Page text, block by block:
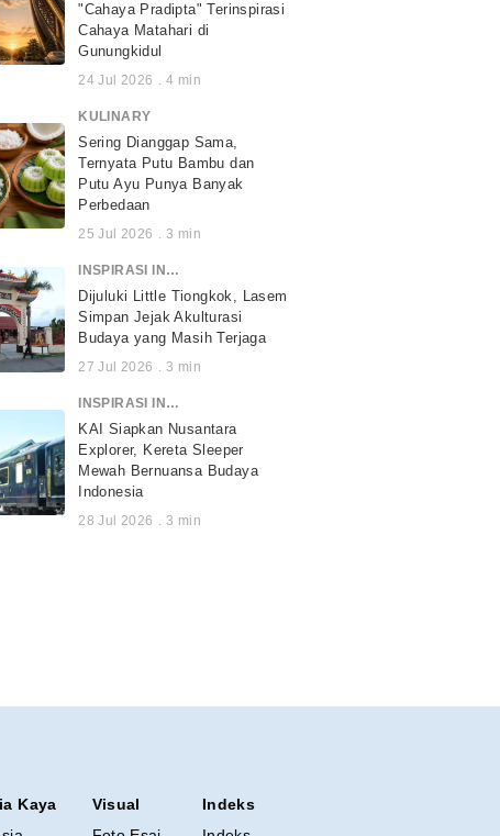
"Cahaya Pradipta" Terinspirasi
Cahaya Matahari di
Gunungkidul
24 Jul 2026 . 4 min
KULINARY
Sering Dianggap Sama,
Ternyata Putu Bambu dan
Putu Ayu Punya Banyak
Perbedaan
25 Jul 2026 . 3 min
INSPIRASI INDONESIA
Dijuluki Little Tiongkok, Lasem
Simpan Jejak Akulturasi
Budaya yang Masih Terjaga
27 Jul 2026 . 3 min
INSPIRASI INDONESIA
KAI Siapkan Nusantara
Explorer, Kereta Sleeper
Mewah Bernuansa Budaya
Indonesia
28 Jul 2026 . 3 min
Kaya
Visual
Indeks